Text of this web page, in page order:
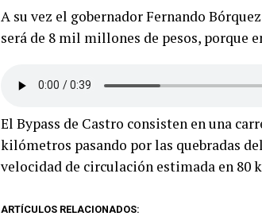
A su vez el gobernador Fernando
será de 8 mil millones de pesos, porque
El Bypass de Castro consisten en una
kilómetros pasando por las quebradas
velocidad de circulación estimada en 80
ARTÍCULOS RELACIONADOS: